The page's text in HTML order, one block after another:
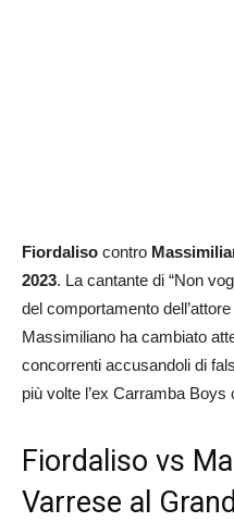
Fiordaliso contro
2023. La cantante di “Non
del comportamento
Massimiliano ha cambiato
concorrenti accusandoli di
più volte l’ex Carramba
Fiordaliso vs
Varrese al